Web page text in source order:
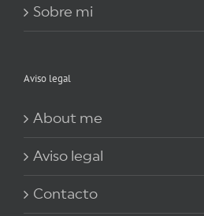
Sobre mi
Aviso legal
About me
Aviso legal
Contacto